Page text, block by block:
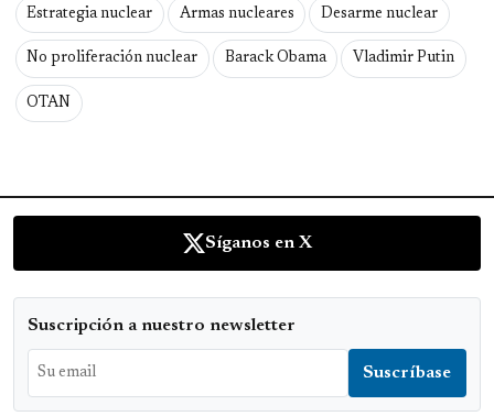
Estrategia nuclear Armas nucleares Desarme nuclear
No proliferación nuclear Barack Obama Vladimir Putin
OTAN
Síganos en X
Suscripción a nuestro newsletter